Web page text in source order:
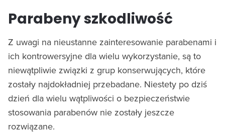
Parabeny szkodliwość
Z uwagi na nieustanne zainteresowanie parabenami i
ich kontrowersyjne dla wielu wykorzystanie, są to
niewątpliwie związki z grup konserwujących, które
zostały najdokładniej przebadane. Niestety po dziś
dzień dla wielu wątpliwości o bezpieczeństwie
stosowania parabenów nie zostały jeszcze
rozwiązane.